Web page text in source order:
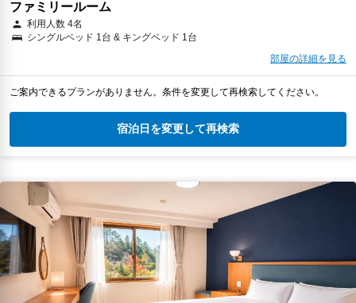
ファミリールーム
利用人数 4名
シングルベッド 1台 & キングベッド 1台
部屋の詳細を見る
ご案内できるプランがありません。条件を変更して再検索してください。
宿泊日を変更して再検索